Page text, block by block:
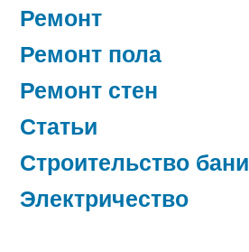
Ремонт
Ремонт пола
Ремонт стен
Статьи
Строительство бани
Электричество